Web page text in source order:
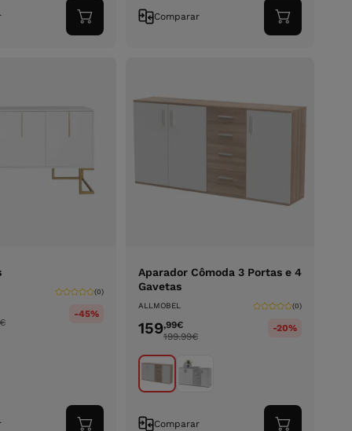
Adicionar
ao
Comparar
Adicionar
ao
(0)
€
-45%
Aparador Cômoda 3 Portas e 4
Gavetas
ALLMOBEL (0)
159,99€
199.99€
-20%
Comparar